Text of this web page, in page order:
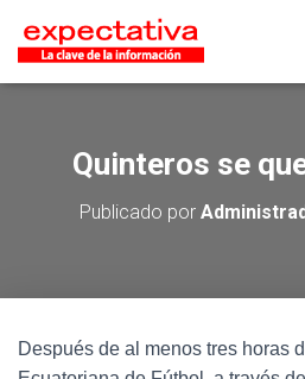
Quinteros se
Publicado por
Después de al menos tres horas